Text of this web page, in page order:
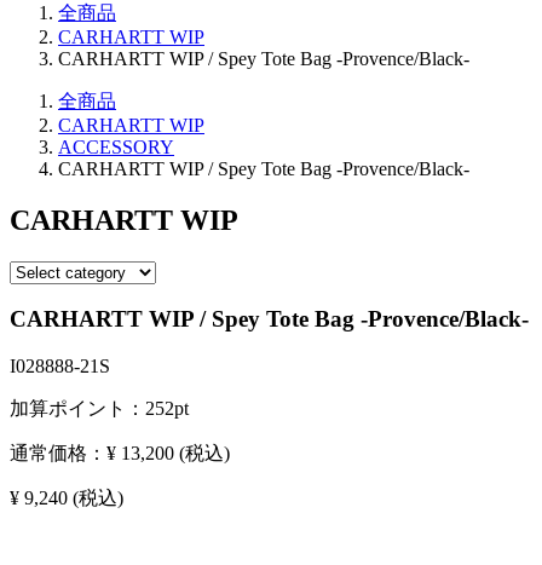
全商品
CARHARTT WIP
CARHARTT WIP / Spey Tote Bag -Provence/Black-
全商品
CARHARTT WIP
ACCESSORY
CARHARTT WIP / Spey Tote Bag -Provence/Black-
CARHARTT WIP
CARHARTT WIP / Spey Tote Bag -Provence/Black-
I028888-21S
加算ポイント： 252pt
通常価格： ¥ 13,200 (税込)
¥ 9,240 (税込)